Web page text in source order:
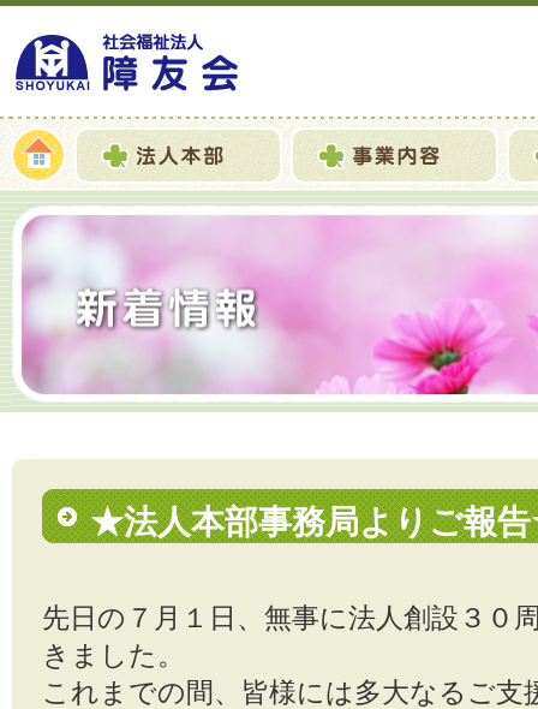
★法人本部事務局よりご報
先日の７月１日、無事に法人創設３０
きました。
これまでの間、皆様には多大なるご支